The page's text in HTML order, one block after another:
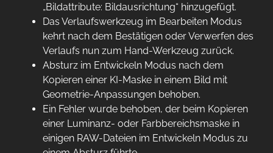
„Bildattribute: Bildausrichtung“ hinzugefügt.
Das Verlaufswerkzeug im Bearbeiten Modus
kehrt nach dem Bestätigen oder Verwerfen des
Verlaufs nun zum Hand-Werkzeug zurück.
Absturz im Entwickeln Modus nach dem
Kopieren einer KI-Maske in einem Bild mit
Geometrie-Anpassungen behoben.
Ein Fehler wurde behoben, der beim Kopieren
einer Luminanz- oder Farbbereichsmaske in
einigen RAW-Dateien im Entwickeln Modus zu